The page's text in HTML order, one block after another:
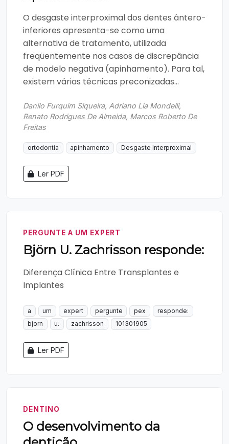
O desgaste interproximal dos dentes ântero-
inferiores apresenta-se como uma
alternativa de tratamento, utilizada
freqüentemente nos casos de discrepância
de modelo negativa (apinhamento). Para tal,
existem várias técnicas preconizadas...
Danilo Furquim Siqueira, Adriano Lia Mondelli,
Renato Rodrigues De Almeida, Marcos Roberto De
Freitas
ortodontia apinhamento Desgaste Interproximal
Ler PDF
PERGUNTE A UM EXPERT
Björn U. Zachrisson responde:
Diferença Clínica Entre Transplantes e
Implantes
a um expert pergunte pex
responde:
bjorn
u. zachrisson 101301905
Ler PDF
DENTINO
O desenvolvimento da